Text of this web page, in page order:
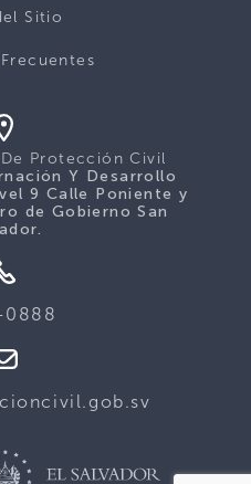
Sitio
Protección Civil
Y Desarrollo
9 Calle Poniente y
de Gobierno San
0888